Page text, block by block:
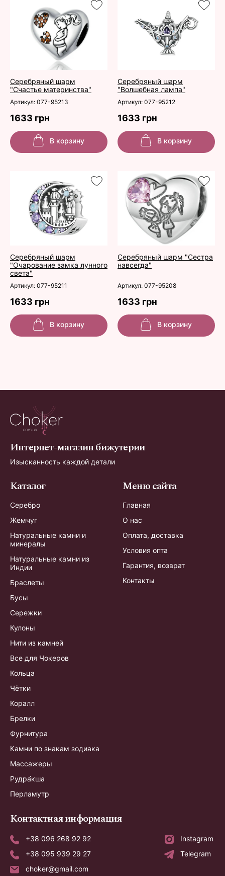
Серебряный шарм
"Счастье материнства"
Серебряный шарм
"Волшебная лампа"
Артикул: 077-95213 Артикул: 077-95212
1633 грн 1633 грн
В корзину В корзину
Серебряный шарм
"Очарование замка лунного
света"
Серебряный шарм "Сестра
навсегда"
Артикул: 077-95211 Артикул: 077-95208
1633 грн 1633 грн
В корзину В корзину
Интернет-магазин бижутерии
Изысканность каждой детали
Каталог
Серебро
Жемчуг
Натуральные камни и
минералы
Натуральные камни из
Индии
Браслеты
Бусы
Сережки
Кулоны
Нити из камней
Все для Чокеров
Кольца
Чётки
Коралл
Брелки
Фурнитура
Камни по знакам зодиака
Массажеры
Рудра́кша
Перламутр
Меню сайта
Главная
О нас
Оплата, доставка
Условия опта
Гарантия, возврат
Контакты
Контактная информация
+38 096 268 92 92
Instagram
+38 095 939 29 27
Telegram
choker@gmail.com